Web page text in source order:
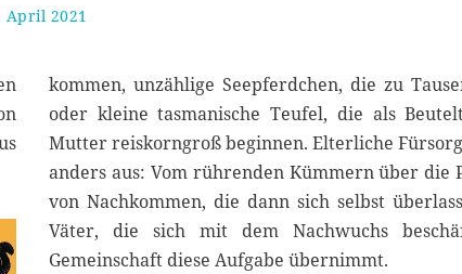
April 2021
A
i
l
0
2
1
kommen, unzählige Seepferdchen, die zu
oder kleine tasmanische Teufel, die als
Mutter reiskorngroß beginnen. Elterliche
anders aus: Vom rührenden Kümmern über die
von Nachkommen, die dann sich selbst
Väter, die sich mit dem Nachwuchs
Gemeinschaft diese Aufgabe übernimmt.